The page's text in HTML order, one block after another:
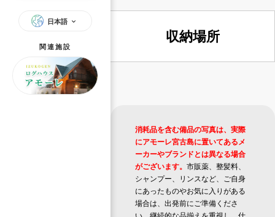
日本語
関連施設
収納場所
消耗品を含む備品の写真は、実際
にアモーレ宮古島に置いてあるメ
ーカーやブランドとは異なる場合
がございます。 市販薬、整髪料、
シャンプー、リンスなど、ご自身
にあったものやお気に入りがある
場合は、出発前にご準備くださ